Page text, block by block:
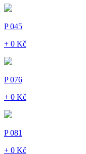
P 045
+ 0 Kč
P 076
+ 0 Kč
P 081
+ 0 Kč